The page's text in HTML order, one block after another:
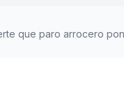
que paro arrocero